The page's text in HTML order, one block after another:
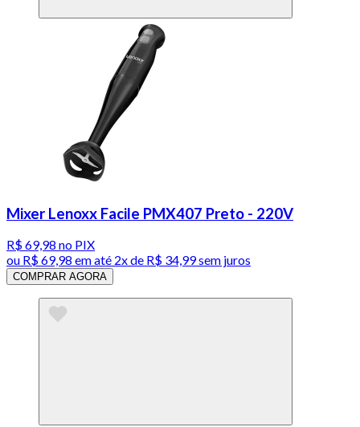
Mixer Lenoxx Facile PMX407 Preto - 220V
R$ 69,98 no PIX
ou R$ 69,98 em até 2x de R$ 34,99 sem juros
COMPRAR AGORA